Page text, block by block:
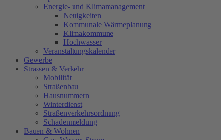
Energie- und Klimamanagement
Neuigkeiten
Kommunale Wärmeplanung
Klimakommune
Hochwasser
Veranstaltungskalender
Gewerbe
Strassen & Verkehr
Mobilität
Straßenbau
Hausnummern
Winterdienst
Straßenverkehrsordnung
Schadenmeldung
Bauen & Wohnen